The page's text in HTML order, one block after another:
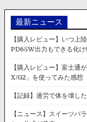
最新ニュース
【購入レビュー】いつ上
PD65W出力もできる化け
【購入レビュー】富士
X/G2」を使ってみた感想
【記録】過労で体を壊し
【ニュース】スイーツパ